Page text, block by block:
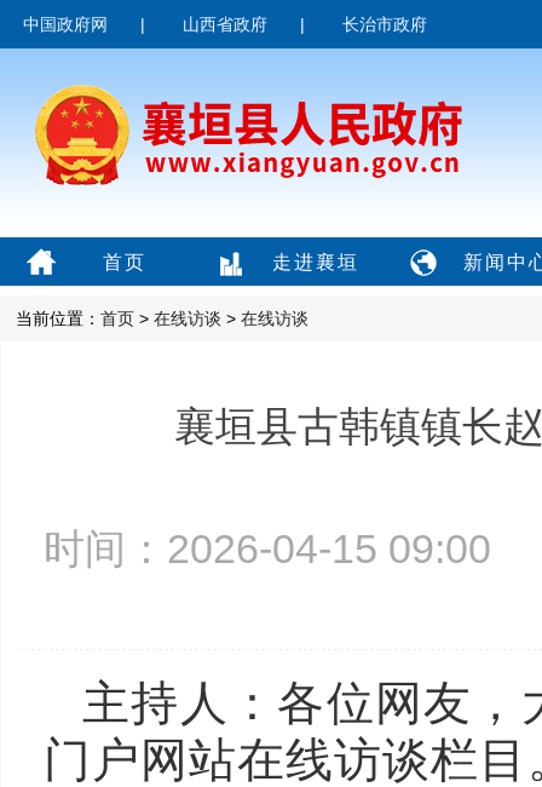
中国政府网 | 山西省政府 | 长治市政府
首页 走进襄垣 新闻中
当前位置： 首页 > 在线访谈 > 在线访谈
襄垣县古韩镇镇长
时间：2026-04-15
主持人：各位网友
门户网站在线访谈栏